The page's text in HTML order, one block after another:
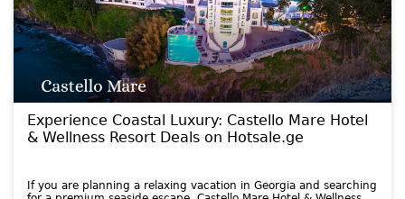
Experience Coastal Luxury: Castello Mare Hotel
& Wellness Resort Deals on Hotsale.ge
If you are planning a relaxing vacation in Georgia and searching